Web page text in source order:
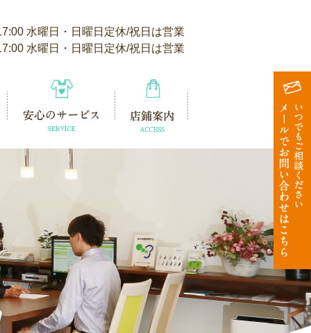
水曜日・日曜日定休/祝日は営業
水曜日・日曜日定休/祝日は営業